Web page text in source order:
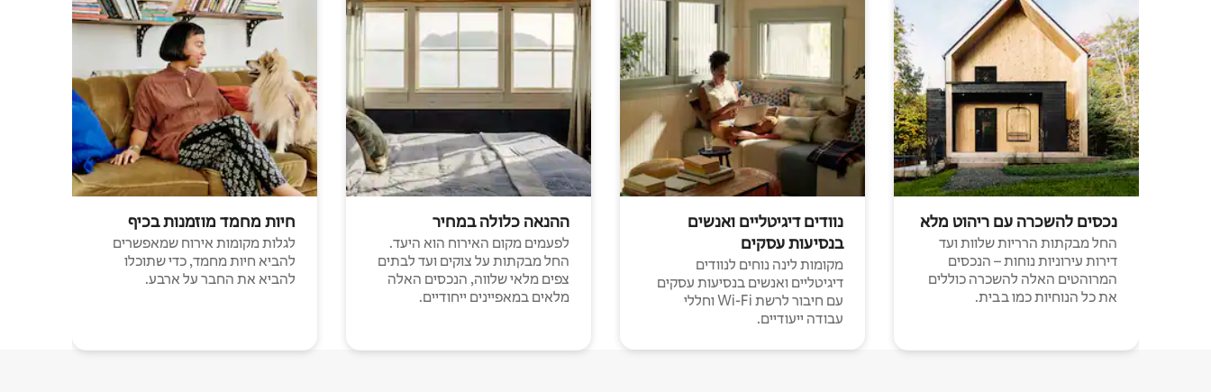
נכסים להשכרה עם ריהוט מלא
החל מבקתות הרריות שלוות ועד
דירות עירוניות נוחות – הנכסים
המרוהטים האלה להשכרה כוללים
את כל הנוחיות כמו בבית.
נוודים דיגיטליים ואנשים
בנסיעות עסקים
מקומות לינה נוחים לנוודים
דיגיטליים ואנשים בנסיעות עסקים
עם חיבור לרשת Wi-Fi וחללי
עבודה ייעודיים.
ההנאה כלולה במחיר
לפעמים מקום האירוח הוא היעד.
החל מבקתות על צוקים ועד לבתים
צפים מלאי שלווה, הנכסים האלה
מלאים במאפיינים ייחודיים.
חיות מחמד מוזמנות בכיף
לגלות מקומות אירוח שמאפשרים
להביא חיות מחמד, כדי שתוכלו
להביא את החבר על ארבע.